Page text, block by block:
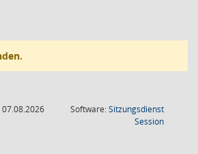
Software:Sitzungsdienst
Session(Wird in